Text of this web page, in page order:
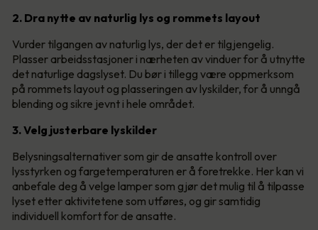
2. Dra nytte av naturlig lys og rommets layout
Vurder tilgangen av naturlig lys, der det er tilgjengelig.
Plasser arbeidsstasjoner i nærheten av vinduer for å utnytte
det naturlige dagslyset. Du bør i tillegg være oppmerksom
på rommets layout og plasseringen av lyskilder, for å unngå
blending og sikre jevnt i hele området.
3. Velg justerbare lyskilder
Belysningsalternativer som gir de ansatte kontroll over
lysstyrken og fargetemperaturen er å foretrekke. Her kan vi
anbefale deg å velge lamper som gjør det mulig til å tilpasse
lyset etter aktivitetene som utføres, og gir samtidig
individuell komfort for de ansatte.